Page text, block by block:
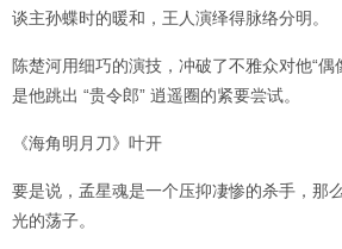
谈主孙蝶时的暖和，王人演绎得脉络分明。
陈楚河用细巧的演技，冲破了不雅众对他“偶
是他跳出 “贵令郎” 逍遥圈的紧要尝试。
《海角明月刀》叶开
要是说，孟星魂是一个压抑凄惨的杀手，那
光的荡子。